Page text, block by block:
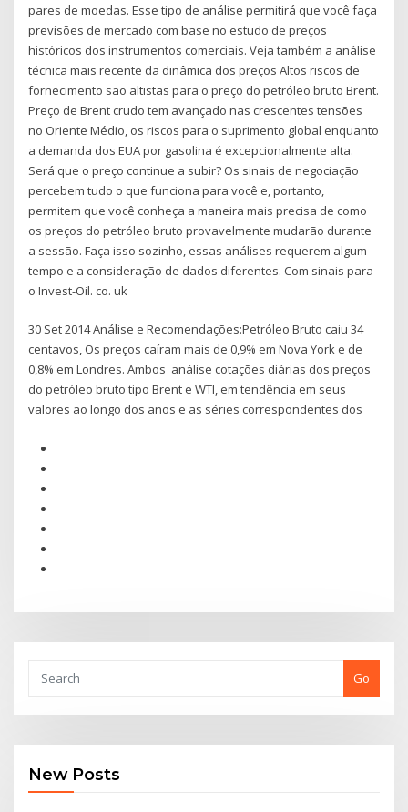
pares de moedas. Esse tipo de análise permitirá que você faça
previsões de mercado com base no estudo de preços
históricos dos instrumentos comerciais. Veja também a análise
técnica mais recente da dinâmica dos preços Altos riscos de
fornecimento são altistas para o preço do petróleo bruto Brent.
Preço de Brent crudo tem avançado nas crescentes tensões
no Oriente Médio, os riscos para o suprimento global enquanto
a demanda dos EUA por gasolina é excepcionalmente alta.
Será que o preço continue a subir? Os sinais de negociação
percebem tudo o que funciona para você e, portanto,
permitem que você conheça a maneira mais precisa de como
os preços do petróleo bruto provavelmente mudarão durante
a sessão. Faça isso sozinho, essas análises requerem algum
tempo e a consideração de dados diferentes. Com sinais para
o Invest-Oil. co. uk
30 Set 2014 Análise e Recomendações:Petróleo Bruto caiu 34
centavos, Os preços caíram mais de 0,9% em Nova York e de
0,8% em Londres. Ambos análise cotações diárias dos preços
do petróleo bruto tipo Brent e WTI, em tendência em seus
valores ao longo dos anos e as séries correspondentes dos
Go
New Posts